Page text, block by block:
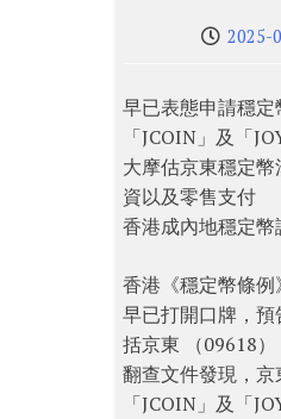
2025-
早已表態申請穩
「JCOIN」及「
大摩估京東穩定
資以及零售支付
香港成內地穩定幣
香港《穩定幣條
早已打開口牌，
括京東 （09618
翻查文件發現，
「JCOIN」及「